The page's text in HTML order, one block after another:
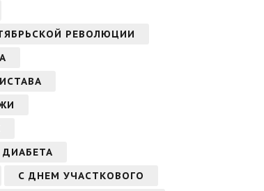
РЕВОЛЮЦИИ
С ДНЕМ УЧАСТКОВОГО